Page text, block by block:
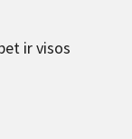
ir visos